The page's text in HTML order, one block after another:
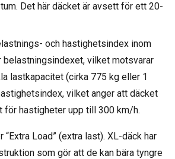
Det här däcket är avsett för ett 20-
och hastighetsindex inom
belastningsindexet, vilket motsvarar
lastkapacitet (cirka 775 kg eller 1
vilket anger att däcket
för hastigheter upp till 300 km/h.
“Extra Load” (extra last). XL-däck har
som gör att de kan bära tyngre